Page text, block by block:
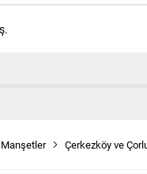
Manşetler Çerkezköy ve